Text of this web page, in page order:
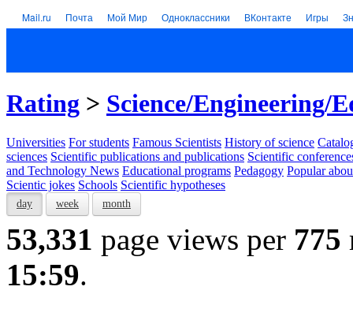
Mail.ru Почта Мой Мир Одноклассники ВКонтакте Игры
Rating > Science/Engineering/
Universities For students Famous Scientists History of science
sciences Scientific publications and publications Scientific
and Technology News Educational programs Pedagogy Popular
Scientic jokes Schools Scientific hypotheses
day week month
53,331 page views per 775
15:59.